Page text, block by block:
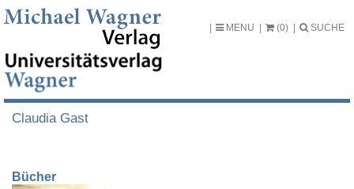
MENU (0) SUCHE
Claudia Gast
Bücher